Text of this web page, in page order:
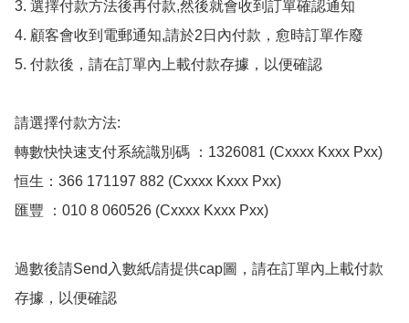
3. 選擇付款方法後再付款,然後就會收到訂單確認通知
4. 顧客會收到電郵通知,請於2日內付款，愈時訂單作廢
5. 付款後，請在訂單內上載付款存據，以便確認
請選擇付款方法:
轉數快快速支付系統識別碼 ：1326081 (Cxxxx Kxxx Pxx)
恒生：366 171197 882 (Cxxxx Kxxx Pxx)
匯豐 ：010 8 060526 (Cxxxx Kxxx Pxx)
過數後請Send入數紙/請提供cap圖，請在訂單內上載付款
存據，以便確認